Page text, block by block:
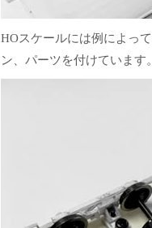
HOスケールには例によっ
ン、パーツを付けています